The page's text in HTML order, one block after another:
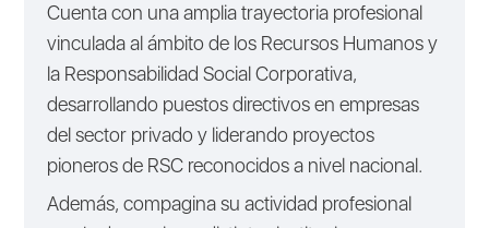
Cuenta con una amplia trayectoria profesional
vinculada al ámbito de los Recursos Humanos y
la Responsabilidad Social Corporativa,
desarrollando puestos directivos en empresas
del sector privado y liderando proyectos
pioneros de RSC reconocidos a nivel nacional.
Además, compagina su actividad profesional